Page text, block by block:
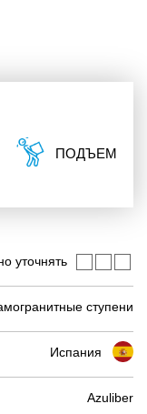
уточнять
ступени
Испания
Azuliber
ПОДЪЕМ